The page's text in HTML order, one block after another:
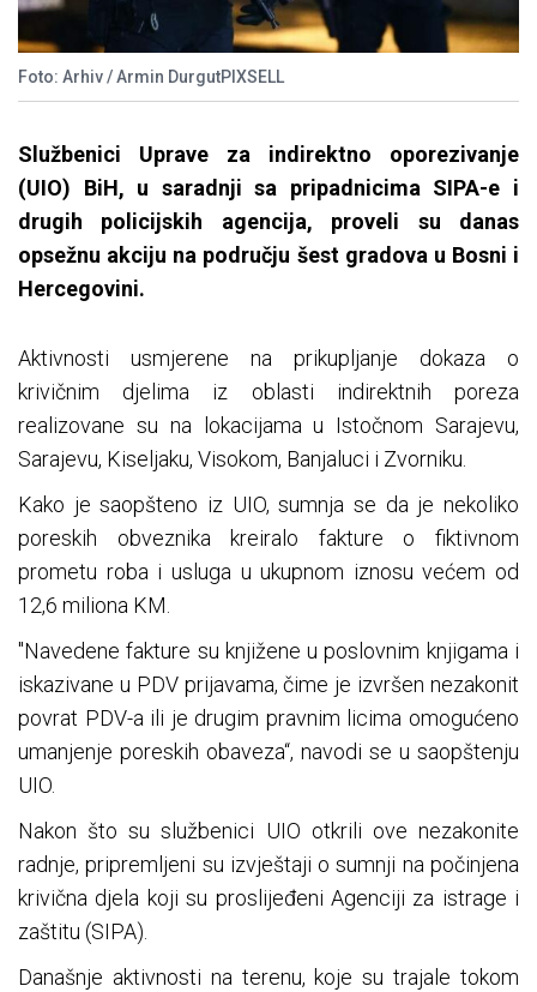
Foto: Arhiv / Armin DurgutPIXSELL
Službenici Uprave za indirektno oporezivanje
(UIO) BiH, u saradnji sa pripadnicima SIPA-e i
drugih policijskih agencija, proveli su danas
opsežnu akciju na području šest gradova u Bosni i
Hercegovini.
Aktivnosti usmjerene na prikupljanje dokaza o
krivičnim djelima iz oblasti indirektnih poreza
realizovane su na lokacijama u Istočnom Sarajevu,
Sarajevu, Kiseljaku, Visokom, Banjaluci i Zvorniku.
Kako je saopšteno iz UIO, sumnja se da je nekoliko
poreskih obveznika kreiralo fakture o fiktivnom
prometu roba i usluga u ukupnom iznosu većem od
12,6 miliona KM.
"Navedene fakture su knjižene u poslovnim knjigama i
iskazivane u PDV prijavama, čime je izvršen nezakonit
povrat PDV-a ili je drugim pravnim licima omogućeno
umanjenje poreskih obaveza“, navodi se u saopštenju
UIO.
Nakon što su službenici UIO otkrili ove nezakonite
radnje, pripremljeni su izvještaji o sumnji na počinjena
krivična djela koji su proslijeđeni Agenciji za istrage i
zaštitu (SIPA).
Današnje aktivnosti na terenu, koje su trajale tokom